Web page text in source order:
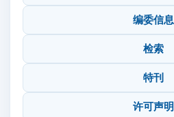
编委信息
检索
特刊
许可声明